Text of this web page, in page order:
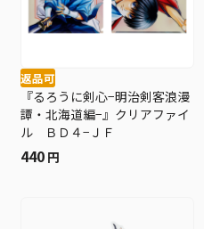
返品可
『るろうに剣心−明治剣客浪漫
譚・北海道編−』クリアファイ
ル ＢＤ４−ＪＦ
440 円